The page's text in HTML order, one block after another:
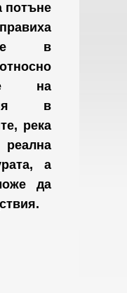
потъне
в
на
в
река
а
да